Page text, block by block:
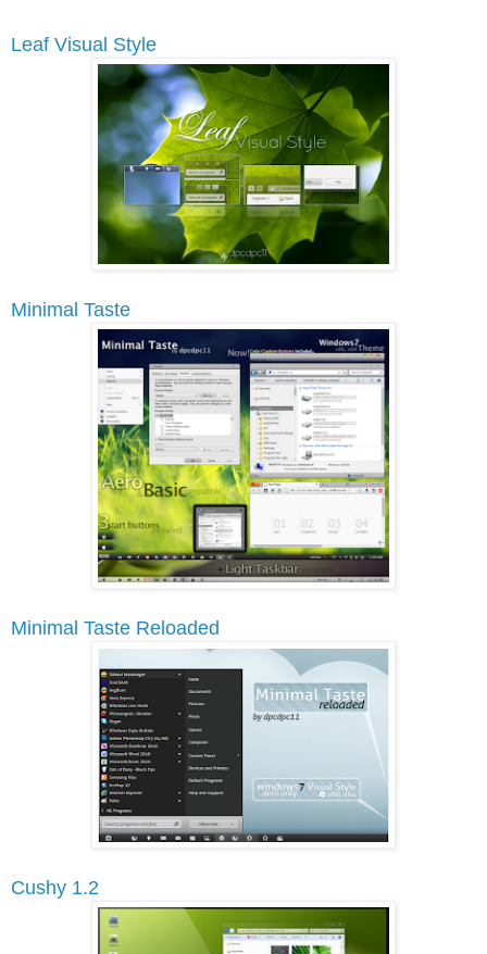
Leaf Visual Style
Minimal Taste
Minimal Taste Reloaded
Cushy 1.2